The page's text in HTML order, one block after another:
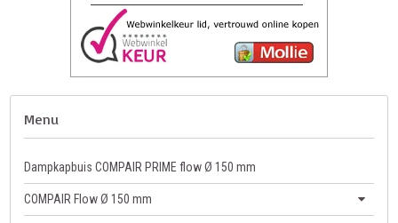
Menu
Dampkapbuis COMPAIR PRIME flow Ø 150 mm
COMPAIR Flow Ø 150 mm